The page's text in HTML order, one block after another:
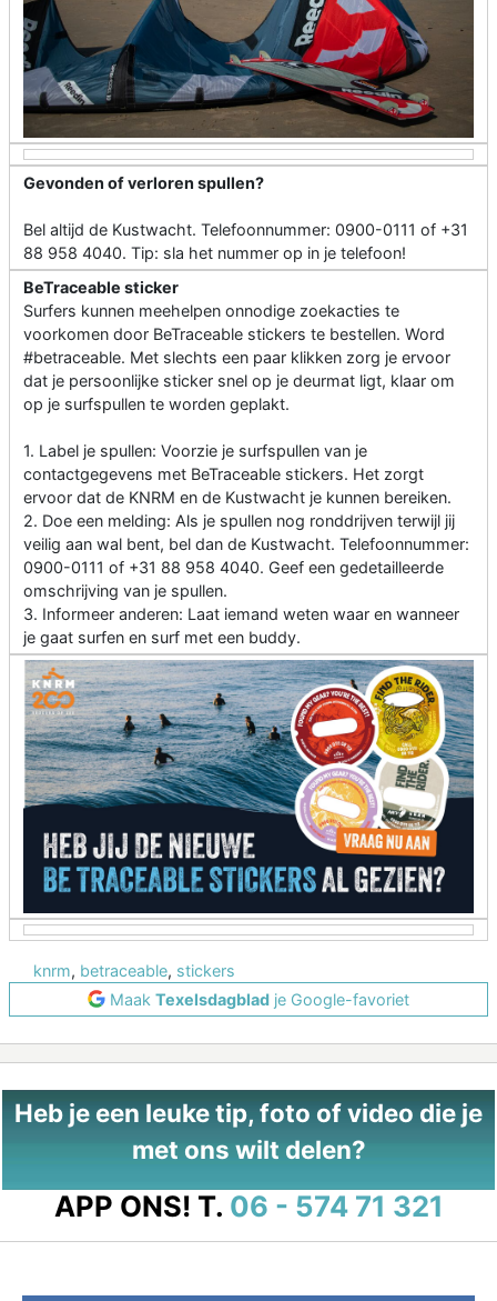
Gevonden of verloren spullen?
Bel altijd de Kustwacht. Telefoonnummer: 0900-0111 of +31
88 958 4040. Tip: sla het nummer op in je telefoon!
BeTraceable sticker
Surfers kunnen meehelpen onnodige zoekacties te
voorkomen door BeTraceable stickers te bestellen. Word
#betraceable. Met slechts een paar klikken zorg je ervoor
dat je persoonlijke sticker snel op je deurmat ligt, klaar om
op je surfspullen te worden geplakt.
1. Label je spullen: Voorzie je surfspullen van je
contactgegevens met BeTraceable stickers. Het zorgt
ervoor dat de KNRM en de Kustwacht je kunnen bereiken.
2. Doe een melding: Als je spullen nog ronddrijven terwijl jij
veilig aan wal bent, bel dan de Kustwacht. Telefoonnummer:
0900-0111 of +31 88 958 4040. Geef een gedetailleerde
omschrijving van je spullen.
3. Informeer anderen: Laat iemand weten waar en wanneer
je gaat surfen en surf met een buddy.
knrm, betraceable, stickers
Maak Texelsdagblad je Google-favoriet
Heb je een leuke tip, foto of video die je
met ons wilt delen?
APP ONS! T. 06 - 574 71 321